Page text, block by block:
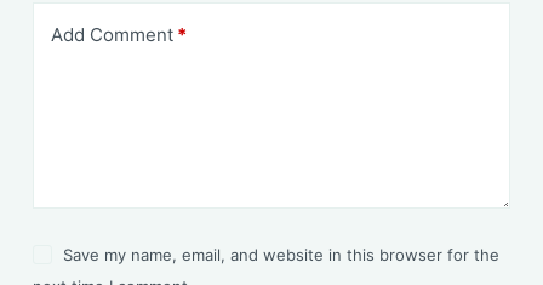
Add Comment*
Save my name, email, and website in this browser for the